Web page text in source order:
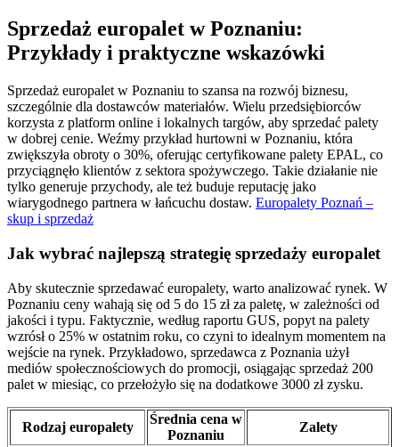
Sprzedaż europalet w Poznaniu:
Przykłady i praktyczne wskazówki
Sprzedaż europalet w Poznaniu to szansa na rozwój biznesu,
szczególnie dla dostawców materiałów. Wielu przedsiębiorców
korzysta z platform online i lokalnych targów, aby sprzedać palety
w dobrej cenie. Weźmy przykład hurtowni w Poznaniu, która
zwiększyła obroty o 30%, oferując certyfikowane palety EPAL, co
przyciągnęło klientów z sektora spożywczego. Takie działanie nie
tylko generuje przychody, ale też buduje reputację jako
wiarygodnego partnera w łańcuchu dostaw. Europalety Poznań –
skup i sprzedaż
Jak wybrać najlepszą strategię sprzedaży europalet
Aby skutecznie sprzedawać europalety, warto analizować rynek. W
Poznaniu ceny wahają się od 5 do 15 zł za paletę, w zależności od
jakości i typu. Faktycznie, według raportu GUS, popyt na palety
wzrósł o 25% w ostatnim roku, co czyni to idealnym momentem na
wejście na rynek. Przykładowo, sprzedawca z Poznania użył
mediów społecznościowych do promocji, osiągając sprzedaż 200
palet w miesiąc, co przełożyło się na dodatkowe 3000 zł zysku.
Rodzaj europalety
Średnia cena w
Poznaniu
Zalety